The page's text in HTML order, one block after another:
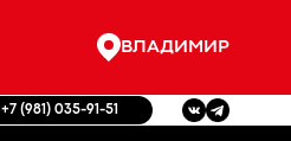
ВЛАДИМИР
+7 (981) 035-91-51